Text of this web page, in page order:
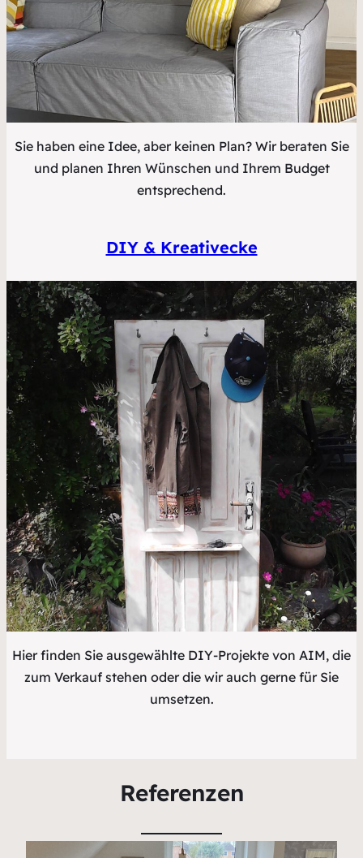
Sie haben eine Idee, aber keinen Plan? Wir beraten Sie
und planen Ihren Wünschen und Ihrem Budget
entsprechend.
DIY & Kreativecke
Hier finden Sie ausgewählte DIY-Projekte von AIM, die
zum Verkauf stehen oder die wir auch gerne für Sie
umsetzen.
Referenzen